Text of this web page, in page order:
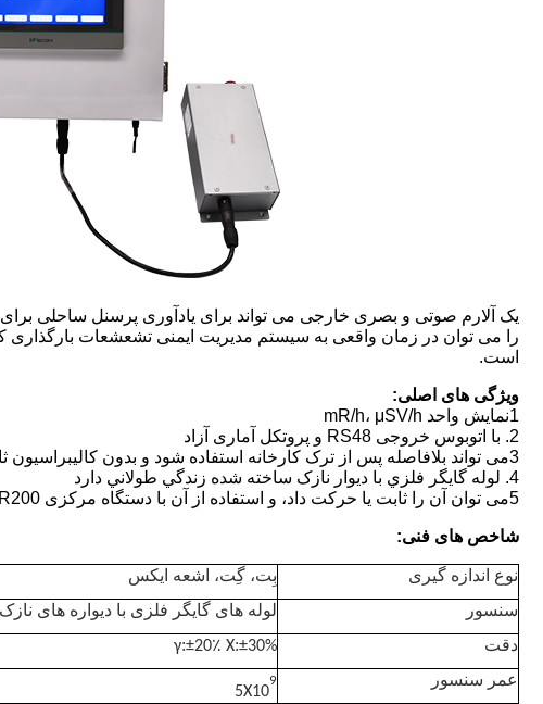
یک آلارم صوتی و بصری خارجی می تواند برای یادآوری پرسنل ساحلی
را می توان در زمان واقعی به سیستم مدیریت ایمنی تشعشعات بارگذاری
است.
ویژگی های اصلی:
1نمایش واحد mR/h، μSV/h
2. با اتوبوس خروجی RS48 و پروتکل آماری آزاد
3می تواند بلافاصله پس از ترک کارخانه استفاده شود و بدون کالیبراسیون ثانویه پاسخ حساس دارد.
4. لوله گايگر فلزي با ديوار نازک ساخته شده زندگي طولاني دارد
5می توان آن را ثابت یا حرکت داد، و استفاده از آن با دستگاه مرکزی GM-R200 راحت تر است.
شاخص های فنی:
نوع اندازه گیری بِت، گِت، اشعه ایکس
سنسور
لوله های گایگر فلزی با دیواره های نازک
دقت
γ:±20٪ X:±30%
عمر سنسور
5X10
9